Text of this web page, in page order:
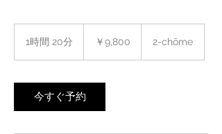
1時間 20分
0
分
￥9,800 2-chōme
今すぐ予約